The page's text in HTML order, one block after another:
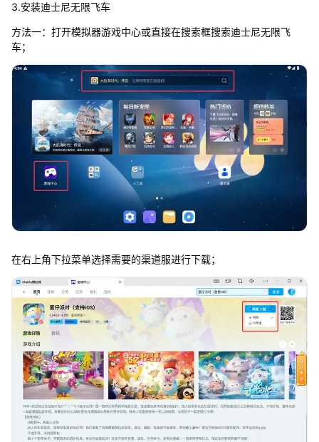
3.安装迪士尼无限飞车
方法一：打开模拟器游戏中心或直接在搜索框搜索迪士尼无限飞
车；
在右上角下拉菜单选择需要的渠道服进行下载；